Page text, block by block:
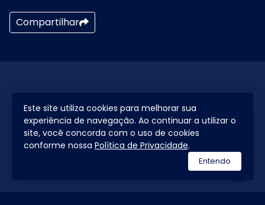
Compartilhar
Este site utiliza cookies para melhorar sua
experiência de navegação. Ao continuar a utilizar o
site, você concorda com o uso de cookies
conforme nossa Política de Privacidade.
Entendo